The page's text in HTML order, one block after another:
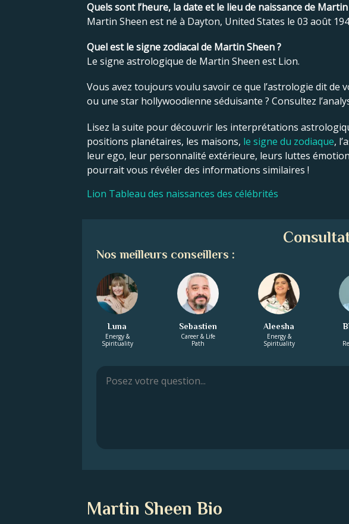
Quels sont l’heure, la date et le lieu de naissance de Martin
Martin Sheen est né à Dayton, United States le 03 août
Quel est le signe zodiacal de Martin Sheen ?
Le signe astrologique de Martin Sheen est Lion.
Vous avez toujours voulu savoir ce que l’astrologie dit
ou une star hollywoodienne séduisante ? Consultez
Lisez la suite pour découvrir les interprétations
positions planétaires, les maisons, le signe du zodiaque,
leur ego, leur personnalité extérieure, leurs luttes
pourrait vous révéler des informations similaires !
Lion Tableau des naissances des célébrités
Nos meilleurs conseillers :
Luna
Energy &
Spirituality
Sebastien
Career & Life
Path
Aleesha
Energy &
Spirituality
Martin Sheen Bio